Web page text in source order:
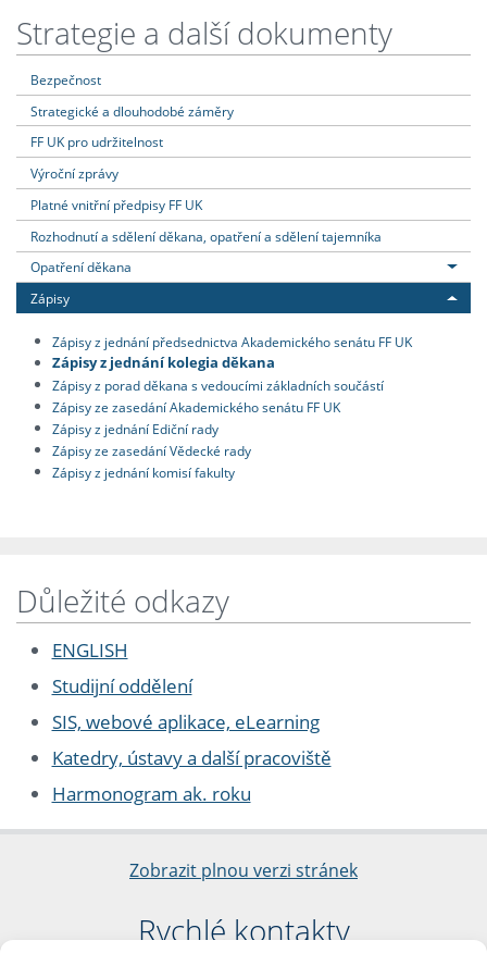
Strategie a další dokumenty
Bezpečnost
Strategické a dlouhodobé záměry
FF UK pro udržitelnost
Výroční zprávy
Platné vnitřní předpisy FF UK
Rozhodnutí a sdělení děkana, opatření a sdělení tajemníka
Opatření děkana
Zápisy
Zápisy z jednání předsednictva Akademického senátu FF UK
Zápisy z jednání kolegia děkana
Zápisy z porad děkana s vedoucími základních součástí
Zápisy ze zasedání Akademického senátu FF UK
Zápisy z jednání Ediční rady
Zápisy ze zasedání Vědecké rady
Zápisy z jednání komisí fakulty
Důležité odkazy
ENGLISH
Studijní oddělení
SIS, webové aplikace, eLearning
Katedry, ústavy a další pracoviště
Harmonogram ak. roku
Zobrazit plnou verzi stránek
Rychlé kontakty